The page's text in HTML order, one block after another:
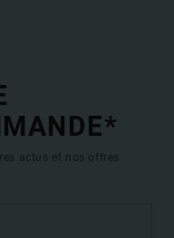
actus et nos offres